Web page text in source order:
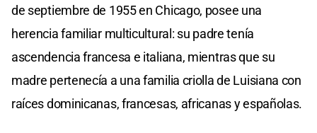
de septiembre de 1955 en Chicago, posee una
herencia familiar multicultural: su padre tenía
ascendencia francesa e italiana, mientras que su
madre pertenecía a una familia criolla de Luisiana con
raíces dominicanas, francesas, africanas y españolas.